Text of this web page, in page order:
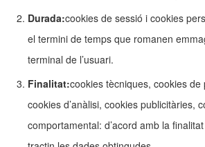
Durada:cookies de sessió i cookies
el termini de temps que romanen
terminal de l’usuari.
Finalitat:cookies tècniques, cookies de
cookies d’anàlisi, cookies publicitàries,
comportamental: d’acord amb la